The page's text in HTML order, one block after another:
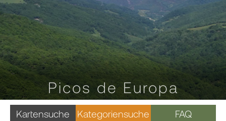
Picos de Europa
Kartensuche Kategoriensuche FAQ